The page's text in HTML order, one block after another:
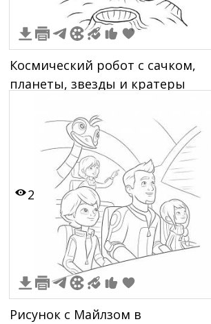
Космический робот с сачком,
планеты, звезды и кратеры
2
Рисунок с Майлзом в